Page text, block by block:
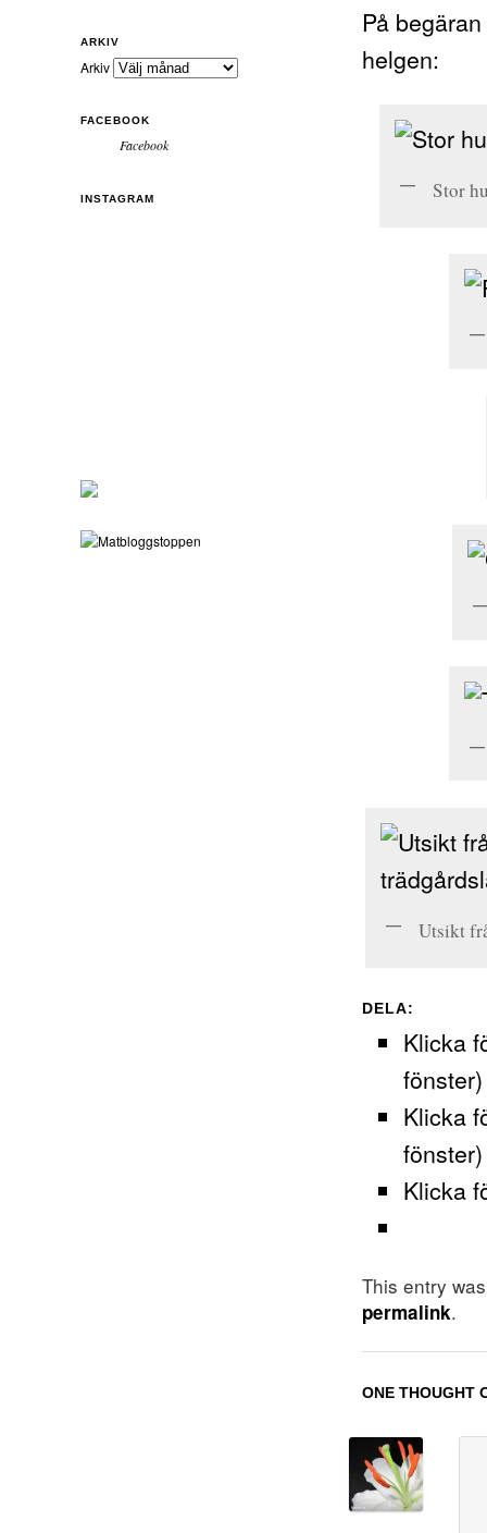
På
helgen:
Stor
Utsikt
DELA:
Klicka
fönster)
Klicka
fönster)
Klicka
This entry
permalink.
ONE THOUGHT
ARKIV
Arkiv
FACEBOOK
Facebook
INSTAGRAM